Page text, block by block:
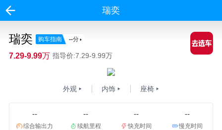
瑞奕
瑞奕 购车指南 --分
7.29-9.99万 指导价:7.29-9.99万
外观 内饰 座椅
--
综合输出力
--
续航里程
--
快充时间
--
慢充时间